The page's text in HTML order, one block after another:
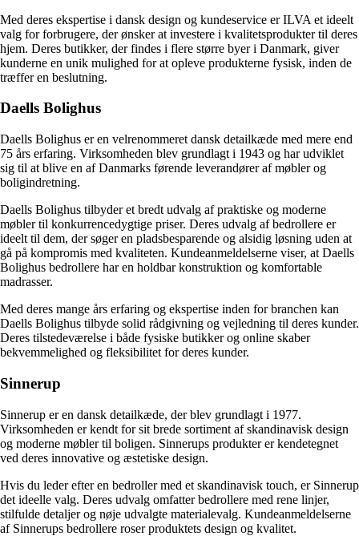
Med deres ekspertise i dansk design og kundeservice er ILVA et ideelt
valg for forbrugere, der ønsker at investere i kvalitetsprodukter til deres
hjem. Deres butikker, der findes i flere større byer i Danmark, giver
kunderne en unik mulighed for at opleve produkterne fysisk, inden de
træffer en beslutning.
Daells Bolighus
Daells Bolighus er en velrenommeret dansk detailkæde med mere end
75 års erfaring. Virksomheden blev grundlagt i 1943 og har udviklet
sig til at blive en af ​​Danmarks førende leverandører af møbler og
boligindretning.
Daells Bolighus tilbyder et bredt udvalg af praktiske og moderne
møbler til konkurrencedygtige priser. Deres udvalg af bedrollere er
ideelt til dem, der søger en pladsbesparende og alsidig løsning uden at
gå på kompromis med kvaliteten. Kundeanmeldelserne viser, at Daells
Bolighus bedrollere har en holdbar konstruktion og komfortable
madrasser.
Med deres mange års erfaring og ekspertise inden for branchen kan
Daells Bolighus tilbyde solid rådgivning og vejledning til deres kunder.
Deres tilstedeværelse i både fysiske butikker og online skaber
bekvemmelighed og fleksibilitet for deres kunder.
Sinnerup
Sinnerup er en dansk detailkæde, der blev grundlagt i 1977.
Virksomheden er kendt for sit brede sortiment af skandinavisk design
og moderne møbler til boligen. Sinnerups produkter er kendetegnet
ved deres innovative og æstetiske design.
Hvis du leder efter en bedroller med et skandinavisk touch, er Sinnerup
det ideelle valg. Deres udvalg omfatter bedrollere med rene linjer,
stilfulde detaljer og nøje udvalgte materialevalg. Kundeanmeldelserne
af Sinnerups bedrollere roser produktets design og kvalitet.